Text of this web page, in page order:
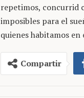
repetimos, concurrid
imposibles para el
quienes habitamos
Compartir